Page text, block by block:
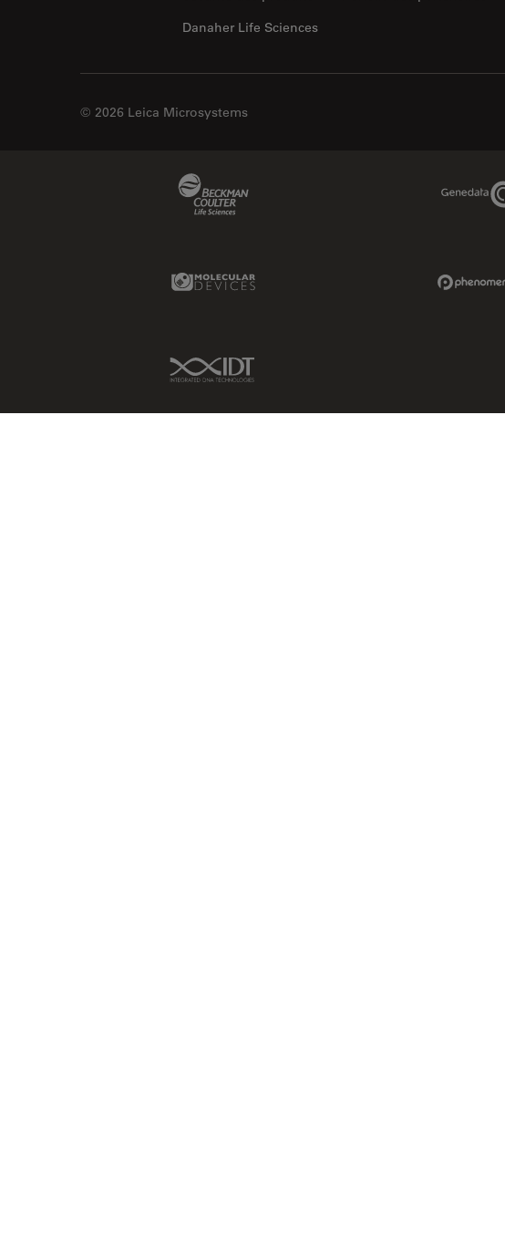
Danaher Life Sciences
© 2026 Leica Microsystems
Molecular Devices Link
IDT Link